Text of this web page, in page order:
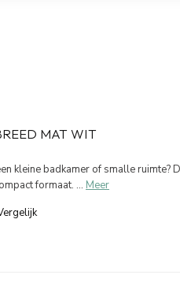
MAT WIT
kleine badkamer of smalle ruimte?
formaat. ... Meer